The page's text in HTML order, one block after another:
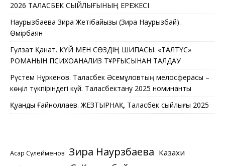
2026 ТАЛАСБЕК СЫЙЛЫҒЫНЫҢ ЕРЕЖЕСІ
Наурызбаева Зира Жетібайқызы (Зира Наурызбай).
Өмірбаян
Гүлзат Қанат. КҮЙ МЕН СӨЗДІҢ ШИПАСЫ. «ТАЛТҮС»
РОМАНЫН ПСИХОАНАЛИЗ ТҰРҒЫСЫНАН ТАЛДАУ
Рүстем Нұркенов. Таласбек Әсемқұловтың мелосферасы –
көңіл түкпіріндегі күй. Таласбектану 2025 номинанты
Қуандық Ғайноллаев. ЖЕЗТЫРНАҚ. Таласбек сыйлығы 2025
Асқар Сүлейменов Зира Наурзбаева Казахи